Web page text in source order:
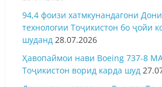
94,4 фоизи хатмкунандагони
технологии Тоҷикистон бо ҷойи
шуданд 28.07.2026
Ҳавопаймои нави Boeing 737-8
Тоҷикистон ворид карда шуд